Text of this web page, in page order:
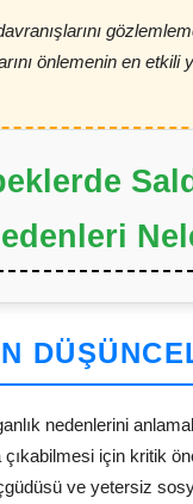
önlemenin en etkili
nedenlerini
çıkabilmesi için kritik
ve yetersiz